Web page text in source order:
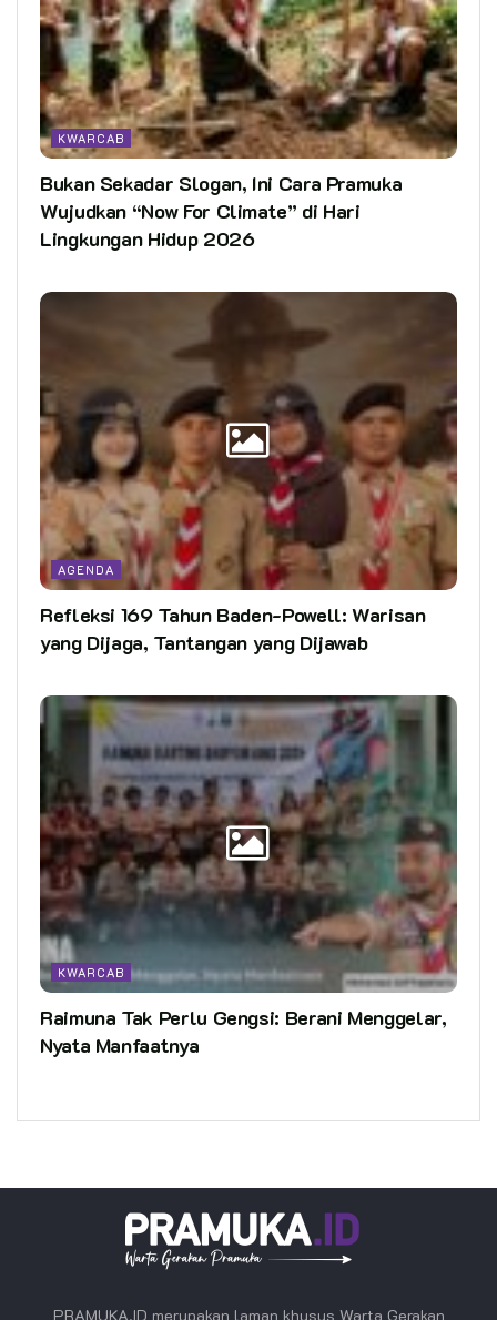
KWARCAB
Bukan Sekadar Slogan, Ini Cara Pramuka
Wujudkan “Now For Climate” di Hari
Lingkungan Hidup 2026
AGENDA
Refleksi 169 Tahun Baden-Powell: Warisan
yang Dijaga, Tantangan yang Dijawab
KWARCAB
Raimuna Tak Perlu Gengsi: Berani Menggelar,
Nyata Manfaatnya
PRAMUKA.ID merupakan laman khusus Warta Gerakan